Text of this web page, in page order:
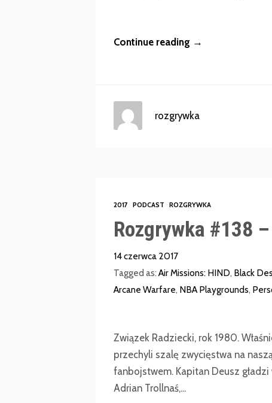
Continue reading →
rozgrywka
2017 PODCAST ROZGRYWKA
Rozgrywka #138
14 czerwca 2017
Tagged as: Air Missions: HIND, Black
Arcane Warfare, NBA Playgrounds,
Związek Radziecki, rok 1980.
przechyli szalę zwycięstwa na
fanbojstwem. Kapitan Deusz
Adrian Trollnaś,...